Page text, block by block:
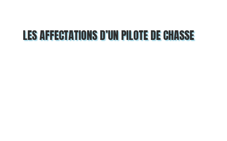
LES AFFECTATIONS D’UN PILOTE DE CHASSE